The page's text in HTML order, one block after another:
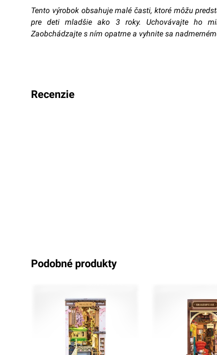
Tento výrobok obsahuje malé časti, ktoré môžu
pre deti mladšie ako 3 roky. Uchovávajte ho
Zaobchádzajte s ním opatrne a vyhnite sa
recenzie
podobné produkty